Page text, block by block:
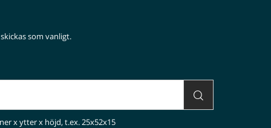
som vanligt.
x ytter x höjd, t.ex. 25x52x15